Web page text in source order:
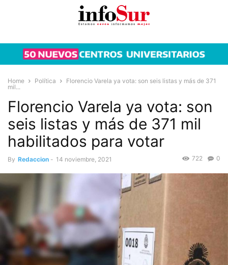
Home Política
Florencio Varela ya vota: son seis listas y más de 371
mil...
Florencio Varela ya vota: son
seis listas y más de 371 mil
habilitados para votar
By Redaccion - 14 noviembre, 2021 0
722